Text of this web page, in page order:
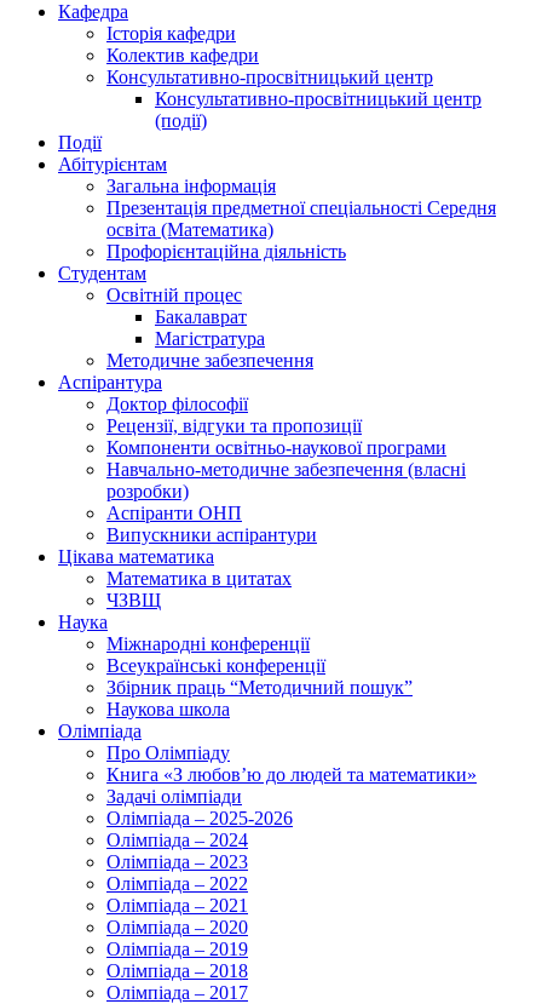
Кафедра
Історія кафедри
Колектив кафедри
Консультативно-просвітницький центр
Консультативно-просвітницький центр
(події)
Події
Абітурієнтам
Загальна інформація
Презентація предметної спеціальності Середня
освіта (Математика)
Профорієнтаційна діяльність
Студентам
Освітній процес
Бакалаврат
Магістратура
Методичне забезпечення
Аспірантура
Доктор філософії
Рецензії, відгуки та пропозиції
Компоненти освітньо-наукової програми
Навчально-методичне забезпечення (власні
розробки)
Аспіранти ОНП
Випускники аспірантури
Цікава математика
Математика в цитатах
ЧЗВЩ
Наука
Міжнародні конференції
Всеукраїнські конференції
Збірник праць “Методичний пошук”
Наукова школа
Олімпіада
Про Олімпіаду
Книга «З любов’ю до людей та математики»
Задачі олімпіади
Олімпіада – 2025-2026
Олімпіада – 2024
Олімпіада – 2023
Олімпіада – 2022
Олімпіада – 2021
Олімпіада – 2020
Олімпіада – 2019
Олімпіада – 2018
Олімпіада – 2017